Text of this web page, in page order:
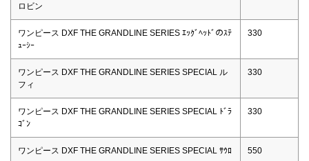
ロビン
ワンピース DXF THE GRANDLINE SERIES ｴｯｸﾞﾍｯﾄﾞのｽﾃ
ｭｰｼｰ
330
ワンピース DXF THE GRANDLINE SERIES SPECIAL ル
フィ
330
ワンピース DXF THE GRANDLINE SERIES SPECIAL ﾄﾞﾗ
ｺﾞﾝ
330
ワンピース DXF THE GRANDLINE SERIES SPECIAL ｻｳﾛ 550